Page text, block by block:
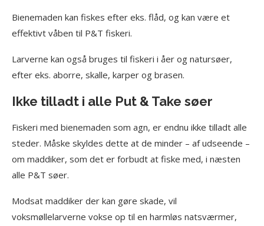
Bienemaden kan fiskes efter eks. flåd, og kan være et
effektivt våben til P&T fiskeri.
Larverne kan også bruges til fiskeri i åer og natursøer,
efter eks. aborre, skalle, karper og brasen.
Ikke tilladt i alle Put & Take søer
Fiskeri med bienemaden som agn, er endnu ikke tilladt alle
steder. Måske skyldes dette at de minder – af udseende –
om maddiker, som det er forbudt at fiske med, i næsten
alle P&T søer.
Modsat maddiker der kan gøre skade, vil
voksmøllelarverne vokse op til en harmløs natsværmer,